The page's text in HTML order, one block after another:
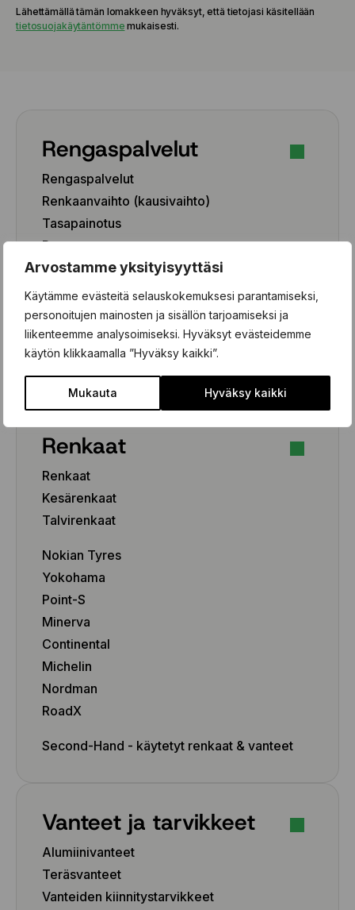
Arvostamme yksityisyyttäsi
Käytämme evästeitä selauskokemuksesi parantamiseksi,
personoitujen mainosten ja sisällön tarjoamiseksi ja
liikenteemme analysoimiseksi. Hyväksyt evästeidemme
käytön klikkaamalla ”Hyväksy kaikki”.
Mukauta Hyväksy kaikki
Lähettämällä tämän lomakkeen hyväksyt, että tietojasi käsitellään
tietosuojakäytäntömme mukaisesti.
Rengaspalvelut
Rengaspalvelut
Renkaanvaihto (kausivaihto)
Tasapainotus
Pesu
Paikkaus
Paikka-aineen poisto
Rengashotelli
Henkilöauto
Renkaat
Renkaat
Kesärenkaat
Talvirenkaat
Nokian Tyres
Yokohama
Point-S
Minerva
Continental
Michelin
Nordman
RoadX
Second-Hand - käytetyt renkaat & vanteet
Vanteet ja tarvikkeet
Alumiinivanteet
Teräsvanteet
Vanteiden kiinnitystarvikkeet